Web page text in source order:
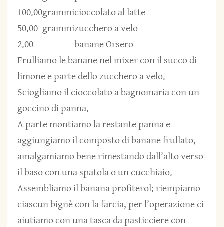
100.00grammicioccolato al latte
50.00 grammizucchero a velo
2.00
banane Orsero
Frulliamo le banane nel mixer con il succo di
limone e parte dello zucchero a velo.
Sciogliamo il cioccolato a bagnomaria con un
goccino di panna.
A parte montiamo la restante panna e
aggiungiamo il composto di banane frullato,
amalgamiamo bene rimestando dall’alto verso
il baso con una spatola o un cucchiaio.
Assembliamo il banana profiterol: riempiamo
ciascun bignè con la farcia, per l’operazione ci
aiutiamo con una tasca da pasticciere con